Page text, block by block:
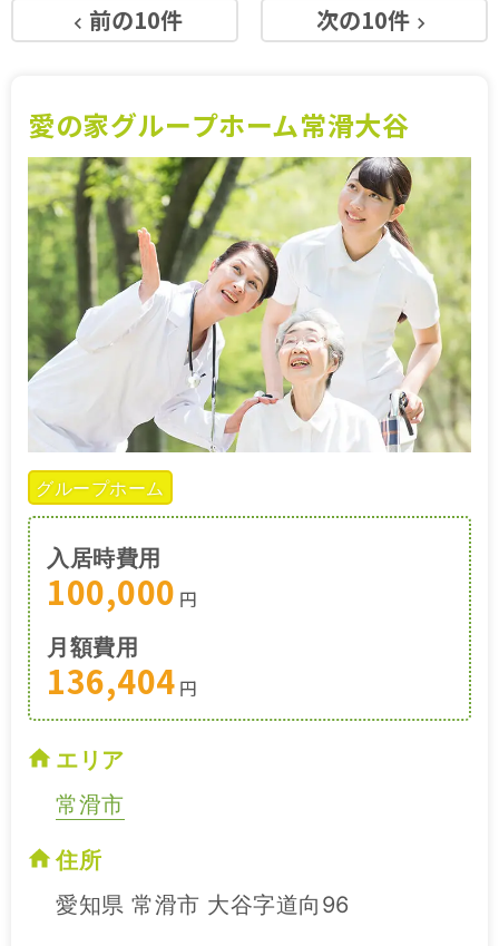
施設特集一覧
ブログ一覧
お気に入り一覧
keyboard_arrow_left 前の10件
次の10件 keyboard_arrow_right
愛の家グループホーム常滑大谷
グループホーム
入居時費用
100,000 円
月額費用
136,404 円
エリア
常滑市
住所
愛知県 常滑市 大谷字道向96